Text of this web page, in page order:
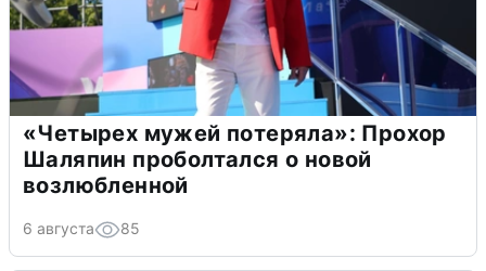
«Четырех мужей потеряла»: Прохор
Шаляпин проболтался о новой
возлюбленной
6 августа 85